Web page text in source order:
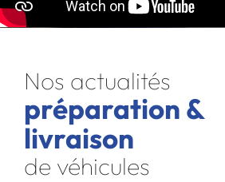
Nos actualités
préparation &
livraison
de véhicules